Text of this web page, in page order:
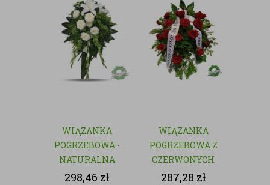
WIĄZANKA
POGRZEBOWA -
NATURALNA
298,46 zł
WIĄZANKA
POGRZEBOWA Z
CZERWONYCH
KWIATÓW
287,28 zł